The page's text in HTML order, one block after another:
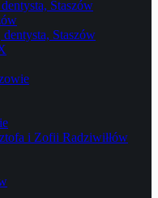
Staszów
Staszów
i Zofii Radziwiłłów